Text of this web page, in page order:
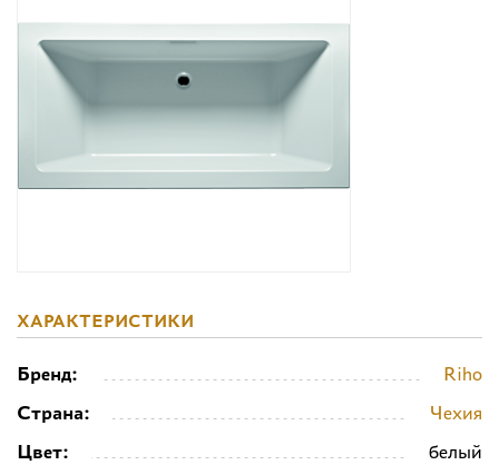
Комплекс услуг
Контакты
ХАРАКТЕРИСТИКИ
Бренд:
Riho
Страна:
Чехия
Цвет:
белый